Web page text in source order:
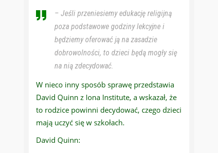
– Jeśli przeniesiemy edukację religijną
poza podstawowe godziny lekcyjne i
będziemy oferować ją na zasadzie
dobrowolności, to dzieci będą mogły się
na nią zdecydować.
W nieco inny sposób sprawę przedstawia
David Quinn z Iona Institute, a wskazał, że
to rodzice powinni decydować, czego dzieci
mają uczyć się w szkołach.
David Quinn: